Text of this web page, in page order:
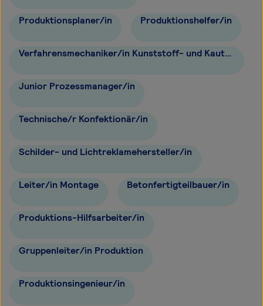
Produktionsplaner/in Produktionshelfer/in
Verfahrensmechaniker/in Kunststoff- und Kautschuktechnik
Junior Prozessmanager/in
Technische/r Konfektionär/in
Schilder- und Lichtreklamehersteller/in
Leiter/in Montage Betonfertigteilbauer/in
Produktions-Hilfsarbeiter/in
Gruppenleiter/in Produktion
Produktionsingenieur/in